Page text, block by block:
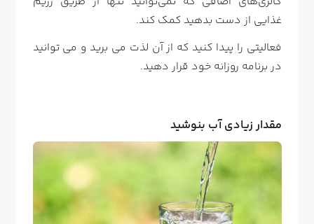
غذایی از دست بدهید کمک کند.
فعالیتی را پیدا کنید که از آن لذت می برید و می توانید
در برنامه روزانه خود قرار دهید.
مقدار زیادی آب بنوشید